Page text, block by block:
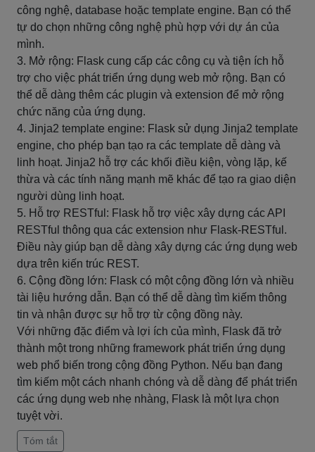
công nghệ, database hoặc template engine. Bạn có thể
tự do chọn những công nghệ phù hợp với dự án của
mình.
3. Mở rộng: Flask cung cấp các công cụ và tiện ích hỗ
trợ cho việc phát triển ứng dụng web mở rộng. Bạn có
thể dễ dàng thêm các plugin và extension để mở rộng
chức năng của ứng dụng.
4. Jinja2 template engine: Flask sử dụng Jinja2 template
engine, cho phép bạn tạo ra các template dễ dàng và
linh hoạt. Jinja2 hỗ trợ các khối điều kiện, vòng lặp, kế
thừa và các tính năng mạnh mẽ khác để tạo ra giao diện
người dùng linh hoạt.
5. Hỗ trợ RESTful: Flask hỗ trợ việc xây dựng các API
RESTful thông qua các extension như Flask-RESTful.
Điều này giúp bạn dễ dàng xây dựng các ứng dụng web
dựa trên kiến trúc REST.
6. Cộng đồng lớn: Flask có một cộng đồng lớn và nhiều
tài liệu hướng dẫn. Bạn có thể dễ dàng tìm kiếm thông
tin và nhận được sự hỗ trợ từ cộng đồng này.
Với những đặc điểm và lợi ích của mình, Flask đã trở
thành một trong những framework phát triển ứng dụng
web phổ biến trong cộng đồng Python. Nếu bạn đang
tìm kiếm một cách nhanh chóng và dễ dàng để phát triển
các ứng dụng web nhẹ nhàng, Flask là một lựa chọn
tuyệt vời.
Tóm tắt